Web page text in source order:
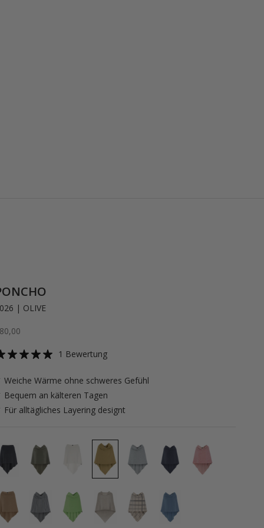
| OLIVE
1 Bewertung
Weiche Wärme ohne schweres Gefühl
Bequem an kälteren Tagen
Für alltägliches Layering designt